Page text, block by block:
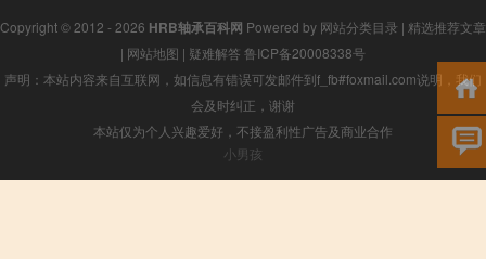
Copyright © 2012 - 2026 HRB轴承百科网 Powered by 网站分类目录 | 精选推荐文章
| 网站地图 | 疑难解答 鲁ICP备20008338号
声明：本站内容来自互联网，如信息有错误可发邮件到f_fb#foxmail.com说明，我们
会及时纠正，谢谢
本站仅为个人兴趣爱好，不接盈利性广告及商业合作
小男孩